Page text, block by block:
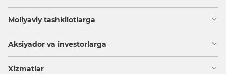
Moliyaviy tashkilotlarga
Aksiyador va investorlarga
Xizmatlar